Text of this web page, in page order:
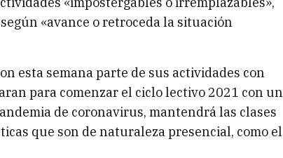
«avance o retroceda la situación
esta semana parte de sus actividades con
para comenzar el ciclo lectivo 2021 con un
de coronavirus, mantendrá las clases
que son de naturaleza presencial, como el